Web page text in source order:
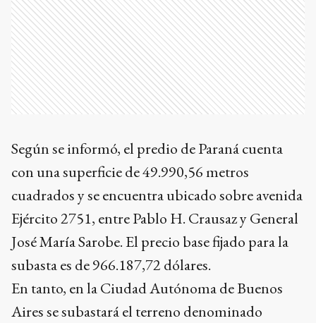
Según se informó, el predio de Paraná cuenta
con una superficie de 49.990,56 metros
cuadrados y se encuentra ubicado sobre avenida
Ejército 2751, entre Pablo H. Crausaz y General
José María Sarobe. El precio base fijado para la
subasta es de 966.187,72 dólares.
En tanto, en la Ciudad Autónoma de Buenos
Aires se subastará el terreno denominado